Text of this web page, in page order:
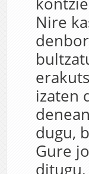
Nire
izaten
dugu,
Gure